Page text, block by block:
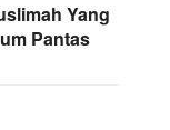
Yang
Pantas